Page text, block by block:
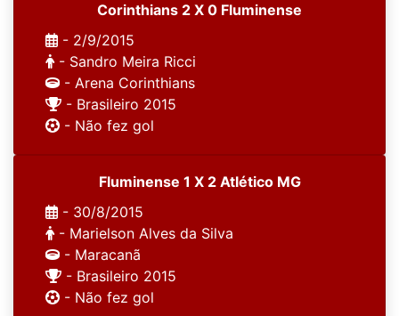
Corinthians 2 X 0 Fluminense
- 2/9/2015
- Sandro Meira Ricci
- Arena Corinthians
- Brasileiro 2015
- Não fez gol
Fluminense 1 X 2 Atlético MG
- 30/8/2015
- Marielson Alves da Silva
- Maracanã
- Brasileiro 2015
- Não fez gol